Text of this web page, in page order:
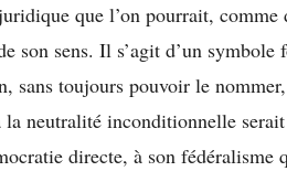
que l’on pourrait,
son sens. Il s’agit d’un
sans toujours pouvoir le
neutralité inconditionnelle
directe, à son